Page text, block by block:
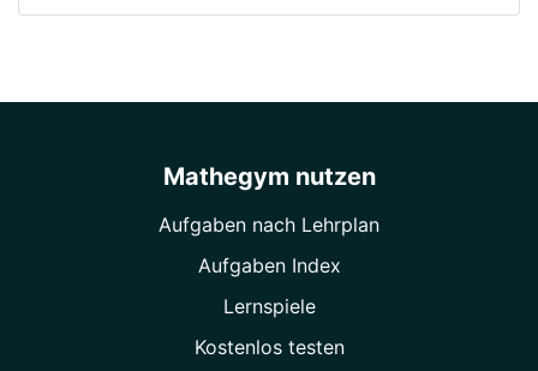
Mathegym nutzen
Aufgaben nach Lehrplan
Aufgaben Index
Lernspiele
Kostenlos testen